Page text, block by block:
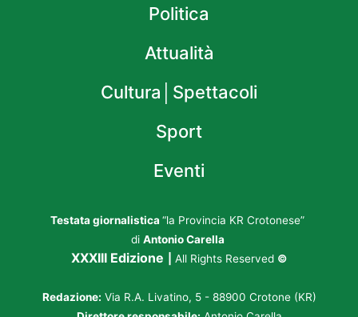
Politica
Attualità
Cultura│Spettacoli
Sport
Eventi
Testata giornalistica “la Provincia KR Crotonese”
di Antonio Carella
XXXIII Edizione All Rights Reserved ©
Redazione: Via R.A. Livatino, 5 - 88900 Crotone (KR)